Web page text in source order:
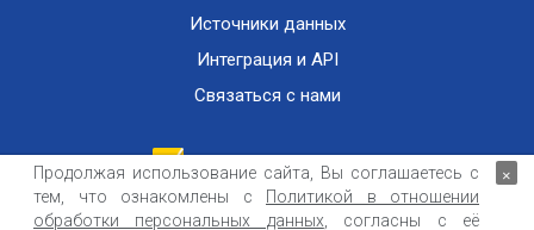
Источники данных
Интеграция и API
Связаться с нами
Публичный договор оказания информационных услуг
ООО «Контемпорари» не несет ответственности за достоверность информации,
получаемой из открытых источников и от третьих лиц.
Продолжая использование сайта, Вы соглашаетесь с
тем, что ознакомлены с
Политикой в отношении
обработки персональных данных , согласны с её
×